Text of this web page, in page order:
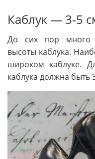
Каблук — 3-5
До сих пор много
высоты каблука.
широком каблуке.
каблука должна быть